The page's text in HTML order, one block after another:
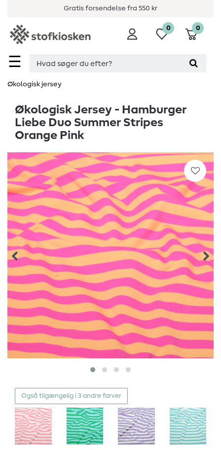
Gratis forsendelse fra 550 kr
☰
0 0
Økologisk jersey
Økologisk Jersey - Hamburger
Liebe Duo Summer Stripes
Orange Pink
Også tilgængelig i 3 andre farver